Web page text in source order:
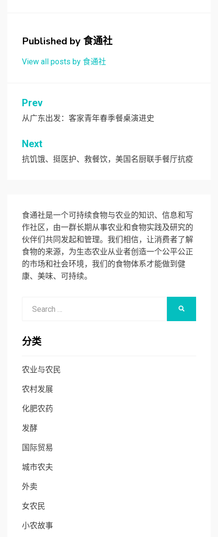
Published by食通社
View all posts by 食通社
文
章
导
航
Prev
从广东出发：客家青年春季餐桌演进史
Next
抗饥饿、挺医护、救餐饮，美国名厨联手餐厅抗疫
食通社是一个可持续食物与农业的知识、信息和写
作社区，由一群长期从事农业和食物实践及研究的
伙伴们共同发起和管理。我们相信，让消费者了解
食物的来源，为生态农业从业者创造一个公平公正
的市场和社会环境，我们的食物体系才能做到健
康、美味、可持续。
分类
农业与农民
农村发展
化肥农药
发酵
国际贸易
城市农夫
外卖
女农民
小农故事